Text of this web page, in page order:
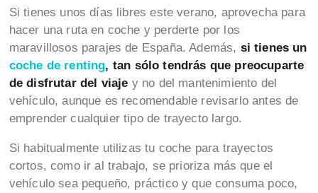
Si tienes unos días libres este verano, aprovecha para
hacer una ruta en coche y perderte por los
maravillosos parajes de España. Además, si tienes un
coche de renting, tan sólo tendrás que preocuparte
de disfrutar del viaje y no del mantenimiento del
vehículo, aunque es recomendable revisarlo antes de
emprender cualquier tipo de trayecto largo.
Si habitualmente utilizas tu coche para trayectos
cortos, como ir al trabajo, se prioriza más que el
vehículo sea pequeño, práctico y que consuma poco,